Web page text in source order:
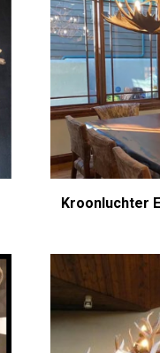
Kroonluchter